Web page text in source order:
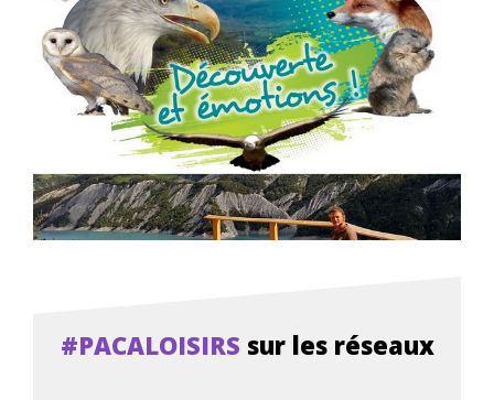
#PACALOISIRS sur les réseaux